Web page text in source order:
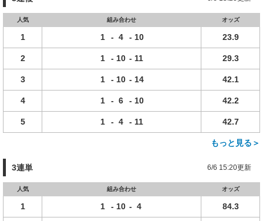
人気 組み合わせ オッズ
1 1 - 4 - 10 23.9
2 1 - 10 - 11 29.3
3 1 - 10 - 14 42.1
4 1 - 6 - 10 42.2
5 1 - 4 - 11 42.7
もっと見る＞
3連単 6/6 15:20更新
人気 組み合わせ オッズ
1 1 - 10 - 4 84.3